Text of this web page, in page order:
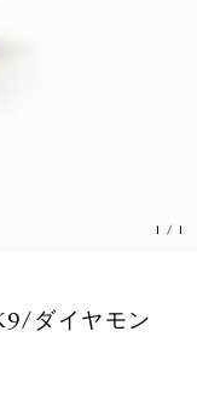
1 /1
ダイヤモン